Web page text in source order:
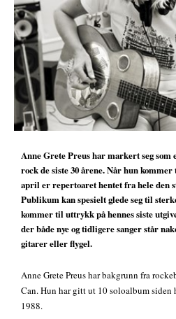
Anne Grete Preus har markert seg
rock de siste 30 årene. Når hun
april er repertoaret hentet fra hele den
Publikum kan spesielt glede seg til
kommer til uttrykk på hennes siste
der både nye og tidligere sanger står
gitarer eller flygel.
Anne Grete Preus har bakgrunn fra
Can. Hun har gitt ut 10 soloalbum siden
1988.